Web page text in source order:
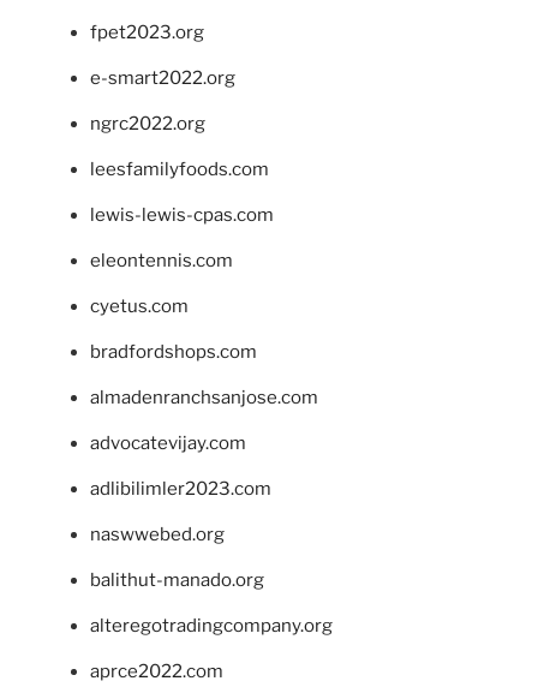
fpet2023.org
e-smart2022.org
ngrc2022.org
leesfamilyfoods.com
lewis-lewis-cpas.com
eleontennis.com
cyetus.com
bradfordshops.com
almadenranchsanjose.com
advocatevijay.com
adlibilimler2023.com
naswwebed.org
balithut-manado.org
alteregotradingcompany.org
aprce2022.com